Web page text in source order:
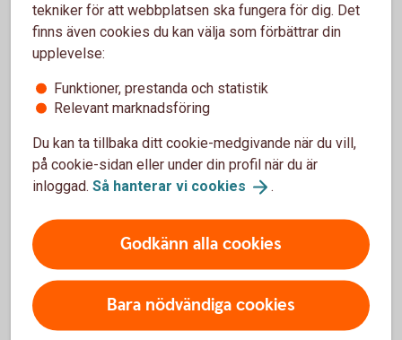
att bidra till den nödvändiga omställningen genom att
finansiera olika satsningar.
Vårt engagemang för hållbarhet är grundläggande för vår
banken inom hållbarhet.
Vårt arbete med miljömässig samt ekologisk hållbarhet
stöttar den gröna omställningen och gör det möjligt att
skapa en bättre framtid.
Vi har skrivit under och stödjer aktivt Principer för
ansvarsfull bankverksamhet. Vi vill bidra till att FN:s
Swedbank Robur har som mål att det samlade
förvaltade fondkapitalet år 2025 ska vara i linje med
Parisavtalets mål om att begränsa uppvärmningen till
1,5°C och år 2040 vara placerat koldioxidneutralt.
FN:s principer för ansvarsfull bankverksamhet
tekniker för att webbplatsen ska fungera för dig. Det
finns även cookies du kan välja som förbättrar din
upplevelse:
Funktioner, prestanda och statistik
Relevant marknadsföring
Du kan ta tillbaka ditt cookie-medgivande när du vill,
på cookie-sidan eller under din profil när du är
inloggad. Så hanterar vi cookies .
Godkänn alla cookies
Bara nödvändiga cookies